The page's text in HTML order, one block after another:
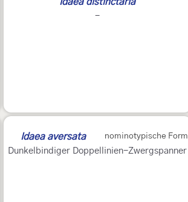
Idaea distinctaria
-
Idaea aversata
nominotypische Form
Dunkelbindiger Doppellinien-Zwergspanner